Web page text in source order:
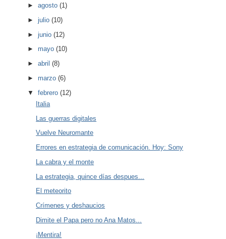
►agosto(1)
►julio(10)
►junio(12)
►mayo(10)
►abril(8)
►marzo(6)
▼febrero(12)
Italia
Las guerras digitales
Vuelve Neuromante
Errores en estrategia de comunicación. Hoy: Sony
La cabra y el monte
La estrategia, quince días despues...
El meteorito
Crímenes y deshaucios
Dimite el Papa pero no Ana Matos...
¡Mentira!